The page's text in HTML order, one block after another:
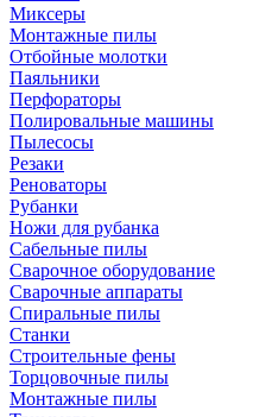
Миксеры
Монтажные пилы
Отбойные молотки
Паяльники
Перфораторы
Полировальные машины
Пылесосы
Резаки
Реноваторы
Рубанки
Ножи для рубанка
Сабельные пилы
Сварочное оборудование
Сварочные аппараты
Спиральные пилы
Станки
Строительные фены
Торцовочные пилы
Монтажные пилы